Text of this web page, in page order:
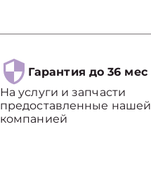
Гарантия до 36 мес
На услуги и запчасти
предоставленные нашей
компанией